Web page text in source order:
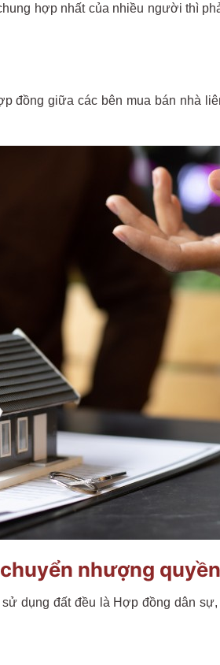
hợp nhất của nhiều người thì
đồng giữa các bên mua bán nhà
nhượng
dụng đất đều là Hợp đồng dân